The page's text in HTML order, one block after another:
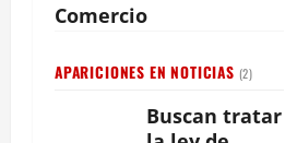
Comercio
APARICIONES EN NOTICIAS (2)
Buscan tratar